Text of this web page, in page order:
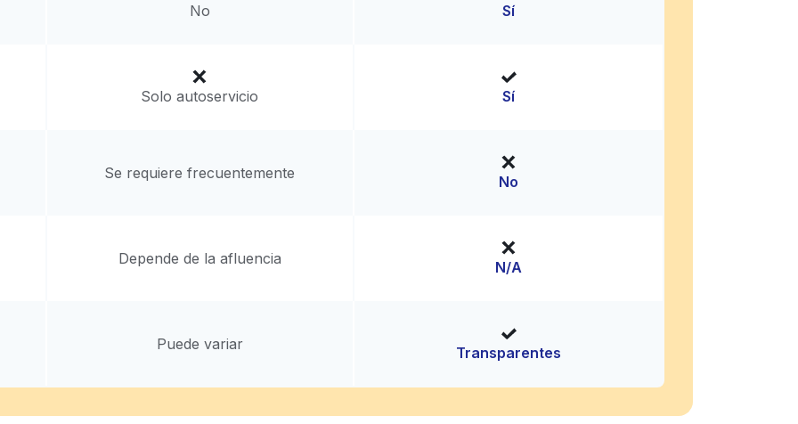
No Sí
Solo autoservicio Sí
Se requiere frecuentemente No
Depende de la afluencia N/A
Puede variar Transparentes